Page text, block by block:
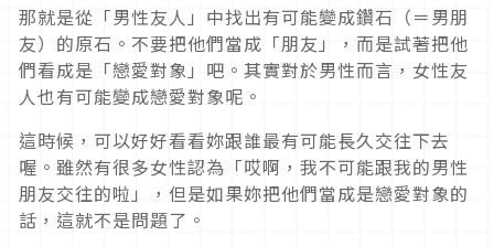
那就是從「男性友人」中找出有可能變成鑽石（＝男朋
友）的原石。不要把他們當成「朋友」，而是試著把他
們看成是「戀愛對象」吧。其實對於男性而言，女性友
人也有可能變成戀愛對象呢。
這時候，可以好好看看妳跟誰最有可能長久交往下去
喔。雖然有很多女性認為「哎啊，我不可能跟我的男性
朋友交往的啦」，但是如果妳把他們當成是戀愛對象的
話，這就不是問題了。